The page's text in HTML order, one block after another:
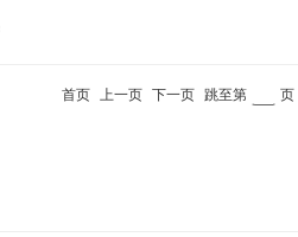
首页 上一页 下一页 跳至第 页